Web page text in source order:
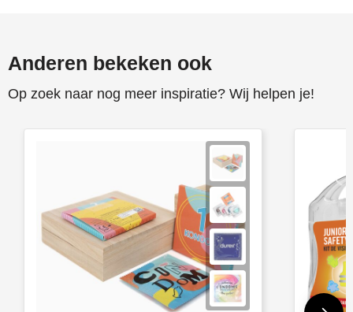
Victorinox
Anderen bekeken ook
Op zoek naar nog meer inspiratie? Wij helpen je!